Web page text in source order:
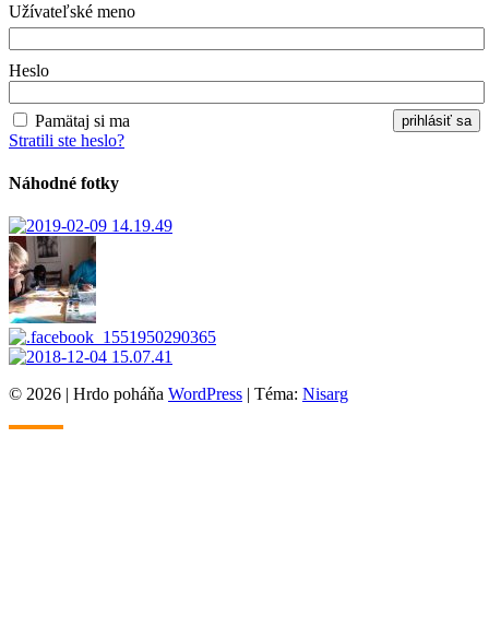
Užívateľské meno
Heslo
Pamätaj si ma
Stratili ste heslo?
Náhodné fotky
© 2026 | Hrdo poháňa WordPress | Téma: Nisarg